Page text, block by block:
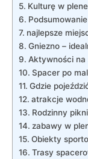
Kulturę⁢ w
najlepsze
Gniezno –
Aktywności⁤ na
Spacer po⁤
Gdzie
atrakcje
Rodzinny
zabawy w
Obiekty
Trasy